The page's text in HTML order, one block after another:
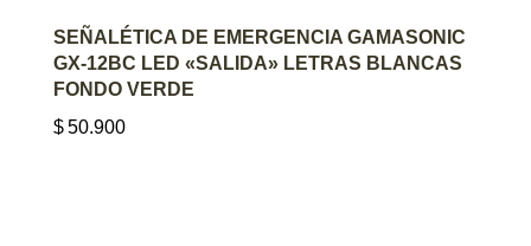
AGREGAR AL CARRITO
SEÑALÉTICA DE EMERGENCIA GAMASONIC
GX-12BC LED «SALIDA» LETRAS BLANCAS
FONDO VERDE
$50.900